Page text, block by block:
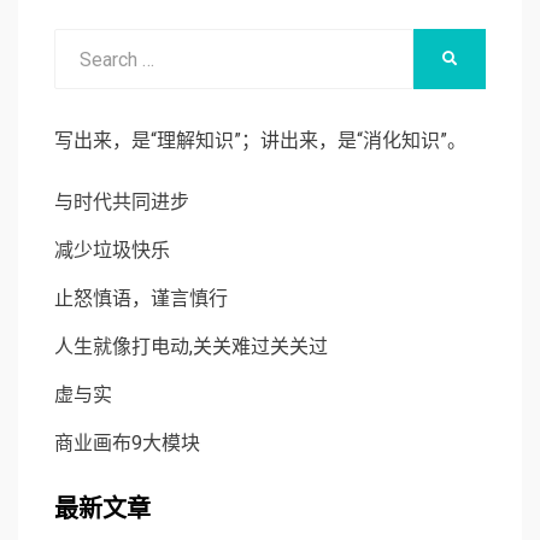
写出来，是“理解知识”；讲出来，是“消化知识”。
与时代共同进步
减少垃圾快乐
止怒慎语，谨言慎行
人生就像打电动,关关难过关关过
虚与实
商业画布9大模块
最新文章